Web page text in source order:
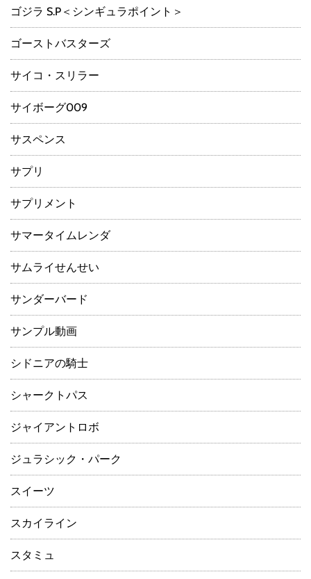
ゴジラ S.P＜シンギュラポイント＞
ゴーストバスターズ
サイコ・スリラー
サイボーグ009
サスペンス
サプリ
サプリメント
サマータイムレンダ
サムライせんせい
サンダーバード
サンプル動画
シドニアの騎士
シャークトパス
ジャイアントロボ
ジュラシック・パーク
スイーツ
スカイライン
スタミュ